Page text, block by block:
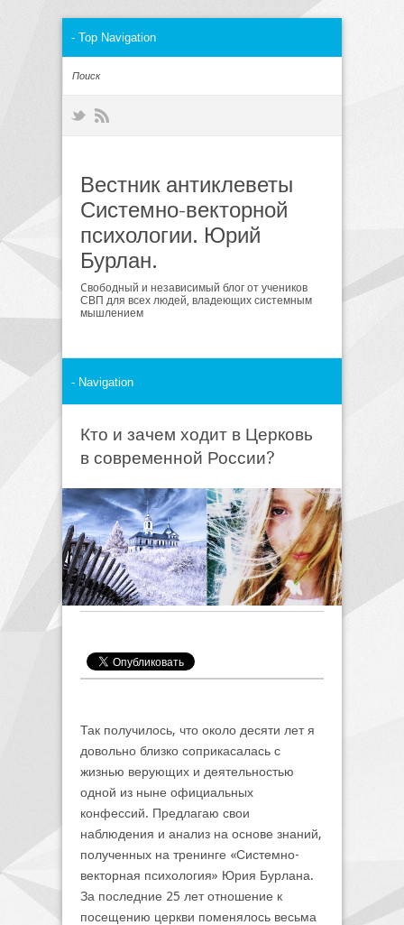
Вестник антиклеветы
Системно-векторной
психологии. Юрий
Бурлан.
Cвободный и независимый блог от учеников
СВП для всех людей, владеющих системным
мышлением
Кто и зачем ходит в Церковь
в современной России?
Так получилось, что около десяти лет я
довольно близко соприкасалась с
жизнью верующих и деятельностью
одной из ныне официальных
конфессий. Предлагаю свои
наблюдения и анализ на основе знаний,
полученных на тренинге «Системно-
векторная психология» Юрия Бурлана.
За последние 25 лет отношение к
посещению церкви поменялось весьма